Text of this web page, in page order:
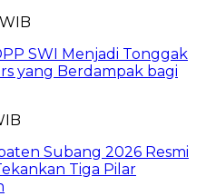
SWI Menjadi Tonggak
yang Berdampak bagi
Subang 2026 Resmi
Tiga Pilar